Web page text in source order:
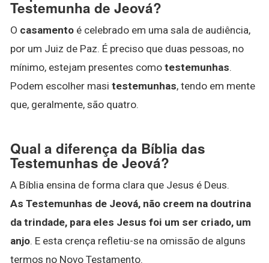
Testemunha de Jeová?
O casamento é celebrado em uma sala de audiência,
por um Juiz de Paz. É preciso que duas pessoas, no
mínimo, estejam presentes como testemunhas.
Podem escolher masi testemunhas, tendo em mente
que, geralmente, são quatro.
Qual a diferença da Bíblia das
Testemunhas de Jeová?
A Bíblia ensina de forma clara que Jesus é Deus.
As Testemunhas de Jeová, não creem na doutrina
da trindade, para eles Jesus foi um ser criado, um
anjo. E esta crença refletiu-se na omissão de alguns
termos no Novo Testamento.